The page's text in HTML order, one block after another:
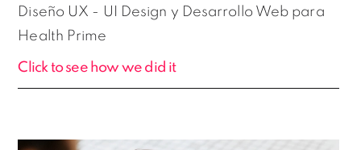
Diseño UX - UI Design y Desarrollo Web para
Health Prime
Click to see how we did it